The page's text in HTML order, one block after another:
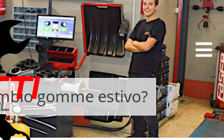
gomme estivo?